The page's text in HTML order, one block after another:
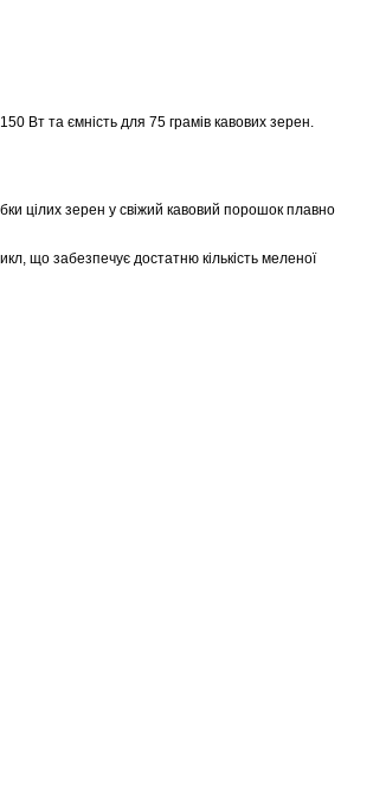
Вт та ємність для 75 грамів кавових зерен.
цілих зерен у свіжий кавовий порошок плавно
що забезпечує достатню кількість меленої